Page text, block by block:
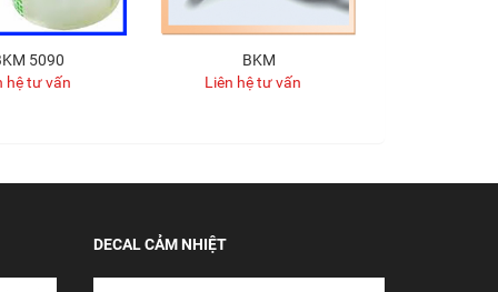
5090
hệ tư vấn
BKM
Liên hệ tư vấn
DECAL CẢM NHIỆT